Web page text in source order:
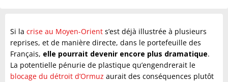
Si la crise au Moyen-Orient s’est déjà illustrée à plusieurs
reprises, et de manière directe, dans le portefeuille des
Français, elle pourrait devenir encore plus dramatique.
La potentielle pénurie de plastique qu’engendrerait le
blocage du détroit d’Ormuz aurait des conséquences plutôt